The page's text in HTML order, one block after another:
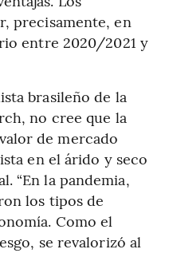
precisamente, en
entre 2020/2021 y
brasileño de la
no cree que la
de mercado
en el árido y seco
“En la pandemia,
los tipos de
Como el
se revalorizó al